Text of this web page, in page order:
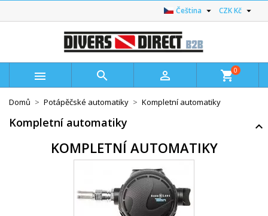
CZK Kč 
Čeština 
   shopping_cart0
Domů Potápěčské automatiky Kompletní automatiky
Kompletní automatiky
KOMPLETNÍ AUTOMATIKY